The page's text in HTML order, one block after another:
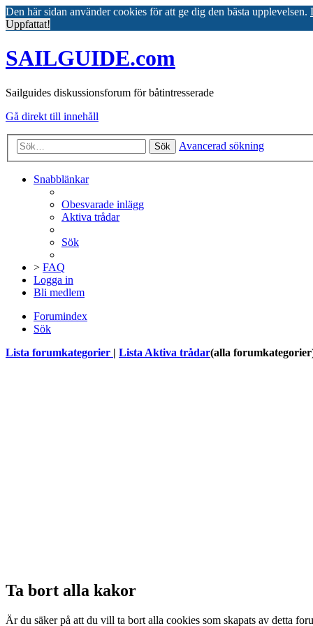
Den här sidan använder cookies för att ge dig den bästa upplevelsen.
Uppfattat!
SAILGUIDE.com
Sailguides diskussionsforum för båtintresserade
Gå direkt till innehåll
Sök Avancerad sökning
Snabblänkar
Obesvarade inlägg
Aktiva trådar
Sök
> FAQ
Logga in
Bli medlem
Forumindex
Sök
Lista forumkategorier
Lista Aktiva trådar(alla
Ta bort alla kakor
Är du säker på att du vill ta bort alla cookies som skapats av detta